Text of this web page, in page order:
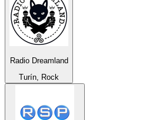
Radio Dreamland
Turín, Rock